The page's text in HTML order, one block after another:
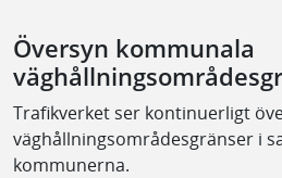
Översyn kommunala
Trafikverket ser kontinuerligt
väghållningsområdesgränser i
kommunerna.